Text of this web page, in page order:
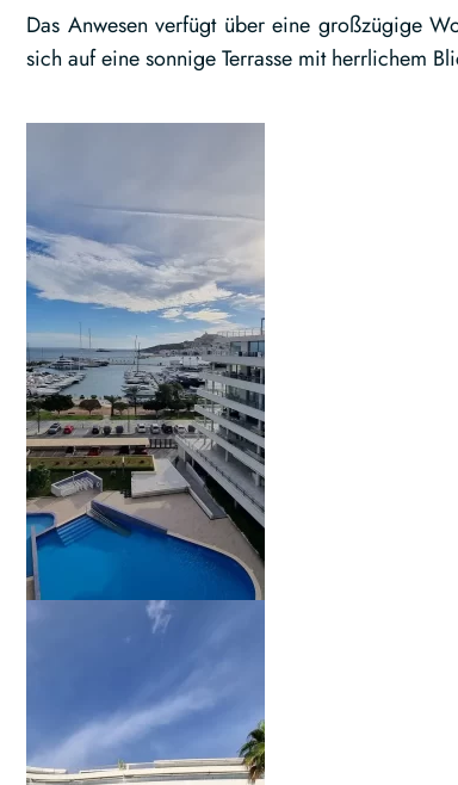
Das Anwesen verfügt über eine großzügige
sich auf eine sonnige Terrasse mit herrlichem